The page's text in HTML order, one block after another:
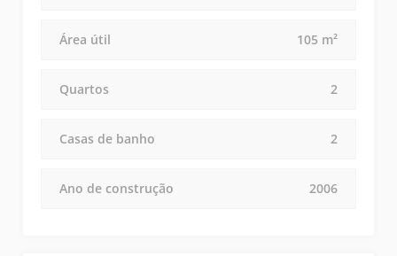
Área útil 105 m²
Quartos 2
Casas de banho 2
Ano de construção 2006